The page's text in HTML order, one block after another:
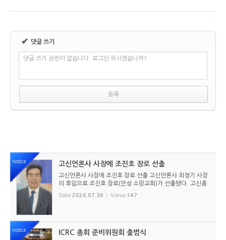
✔ 댓글 쓰기
댓글 쓰기 권한이 없습니다. 로그인 하시겠습니까?
notice 고신언론사 사장에 조진호 장로 선출
고신언론사 사장에 조진호 장로 선출 고신언론사 최정기 사장
의 후임으로 조진호 장로(안성 소망교회)가 선출됐다. 고신총
회 유지재단 이사회는 2026년 7월 30일(목) 오전 11시 고신
총회회관 3층에서 임시이사회를 열고, 조진호 장로를 차기 사
Date 2026.07.30 Views 147
notice ICRC 총회 준비위원회 출범식